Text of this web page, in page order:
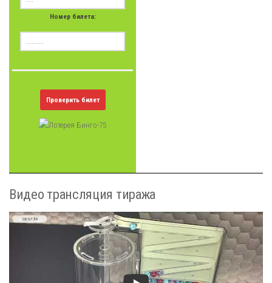
Номер билета:
Проверить билет
Видео трансляция тиража